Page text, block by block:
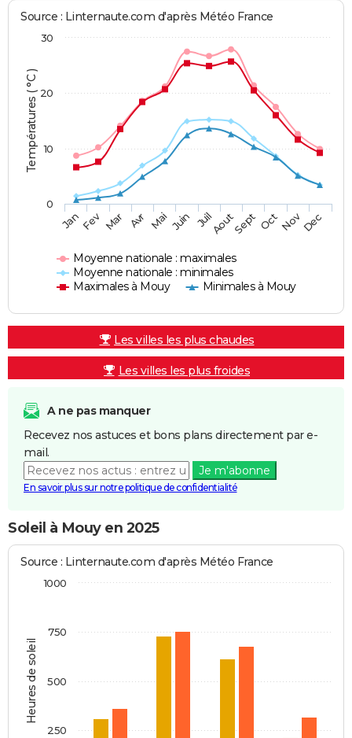
Températures ( °C )
Source : Linternaute.com d'après Météo France
Moyenne nationale : maximales
Moyenne nationale : minimales
Maximales à Mouy
Minimales à Mouy
JanFev Mar Avr Mai Juin JuilAoutSept OctNovDec
0
10
20
30
Les villes les plus chaudes
Les villes les plus froides
A ne pas manquer
Recevez nos astuces et bons plans directement par e-
mail.
Je m'abonne
En savoir plus sur notre politique de confidentialité
Soleil à Mouy en 2025
Heures de soleil
Source : Linternaute.com d'après Météo France
250
500
750
1000